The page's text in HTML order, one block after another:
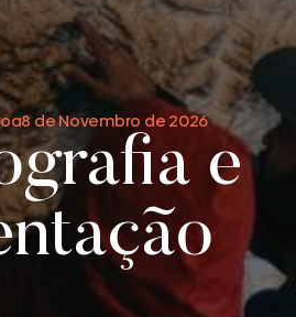
a8 de Novembro de 2026
e